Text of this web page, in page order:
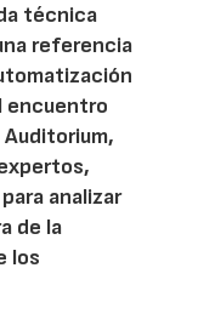
técnica
referencia
encuentro
Auditorium,
analizar
de la
los